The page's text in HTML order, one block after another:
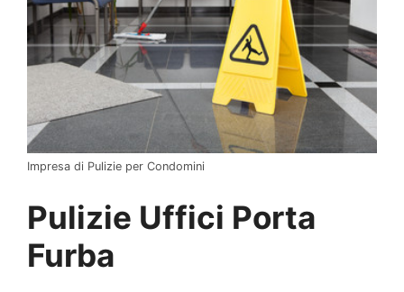
Impresa di Pulizie per Condomini
Pulizie Uffici Porta
Furba